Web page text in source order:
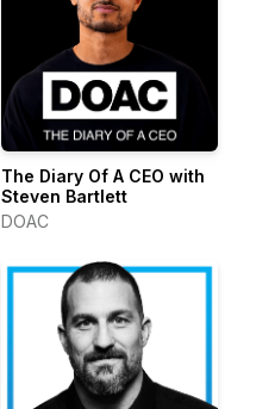
The Diary Of A CEO with
Steven Bartlett
DOAC